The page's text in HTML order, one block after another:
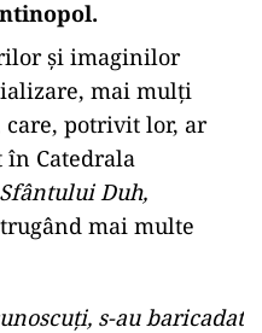
și imaginilor
mai mulți
potrivit lor, ar
în Catedrala
Duh,
mai multe
s-au baricadat